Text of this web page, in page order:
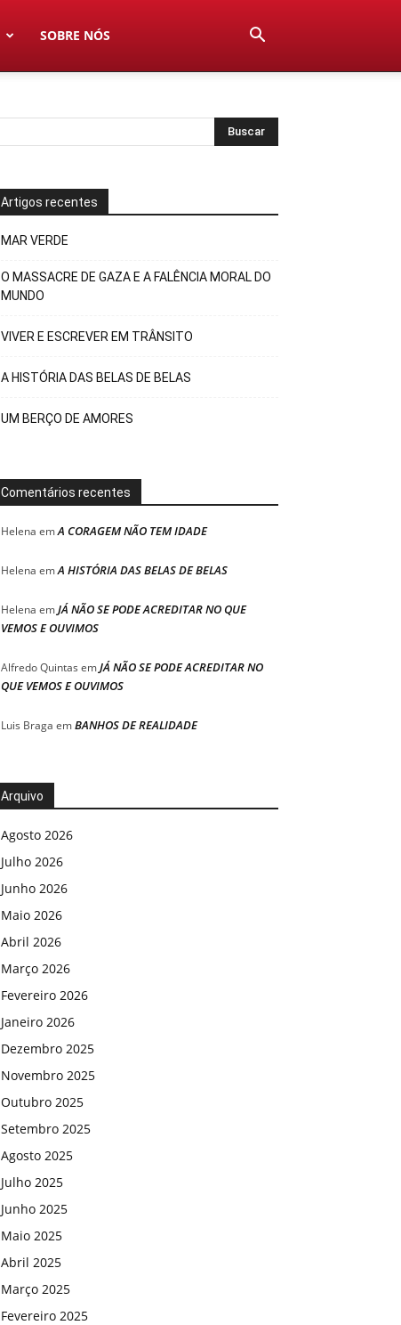
SOBRE NÓS
Artigos recentes
MAR VERDE
O MASSACRE DE GAZA E A FALÊNCIA MORAL DO
MUNDO
VIVER E ESCREVER EM TRÂNSITO
A HISTÓRIA DAS BELAS DE BELAS
UM BERÇO DE AMORES
Comentários recentes
Helena emA CORAGEM NÃO TEM IDADE
Helena emA HISTÓRIA DAS BELAS DE BELAS
Helena emJÁ NÃO SE PODE ACREDITAR NO QUE
VEMOS E OUVIMOS
Alfredo Quintas emJÁ NÃO SE PODE ACREDITAR NO
QUE VEMOS E OUVIMOS
Luis Braga emBANHOS DE REALIDADE
Arquivo
Agosto 2026
Julho 2026
Junho 2026
Maio 2026
Abril 2026
Março 2026
Fevereiro 2026
Janeiro 2026
Dezembro 2025
Novembro 2025
Outubro 2025
Setembro 2025
Agosto 2025
Julho 2025
Junho 2025
Maio 2025
Abril 2025
Março 2025
Fevereiro 2025